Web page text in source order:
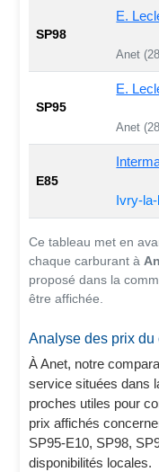
SP98
E.
Anet
SP95
E.
Anet
E85
Ivry-
Ce tableau met en
chaque carburant à
proposé dans la
être affichée.
Analyse des prix du
À Anet, notre
service situées dans
proches utiles pour
prix affichés
SP95-E10, SP98,
disponibilités locales.